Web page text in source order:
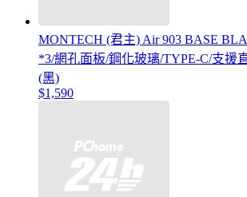
MONTECH (君主) Air 903 BASE
*3/網孔面板/鋼化玻璃/TYPE-C/支援
(黑)
$1,590